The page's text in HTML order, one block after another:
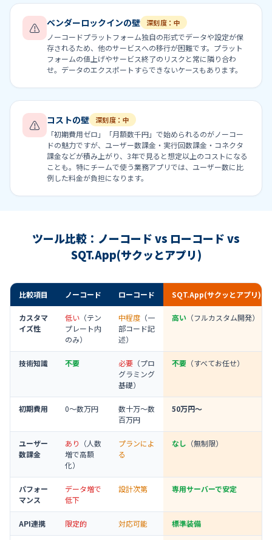
⚠ ベンダーロックインの壁 深刻度：中
ノーコードプラットフォーム独自の形式でデータや設定が保
存されるため、他のサービスへの移行が困難です。プラット
フォームの値上げやサービス終了のリスクと常に隣り合わ
せ。データのエクスポートすらできないケースもあります。
⚠ コストの壁 深刻度：中
「初期費用ゼロ」「月額数千円」で始められるのがノーコー
ドの魅力ですが、ユーザー数課金・実行回数課金・コネクタ
課金などが積み上がり、3年で見ると想定以上のコストになる
ことも。特にチームで使う業務アプリでは、ユーザー数に比
例した料金が負担になります。
ツール比較：ノーコード vs ローコード vs
SQT.App(サクッとアプリ)
比較項目 ノーコード ローコード SQT.App(サクッとアプリ)
カスタマ
イズ性
低い （テン
プレート内
のみ）
中程度 （一
部コード記
述）
高い （フルカスタム開発）
技術知識 不要 必要 （プロ
グラミング
基礎）
不要 （すべてお任せ）
初期費用 0〜数万円
数十万〜数
百万円
50万円〜
ユーザー
数課金
あり （人数
増で高額
化）
プランによ
る
なし （無制限）
パフォー
マンス
データ増で
低下
設計次第 専用サーバーで安定
API連携 限定的 対応可能 標準装備